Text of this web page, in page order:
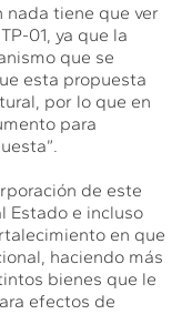
nada tiene que ver
01, ya que la
que se
esta propuesta
por lo que en
para
de este
Estado e incluso
en que
haciendo más
bienes que le
efectos de